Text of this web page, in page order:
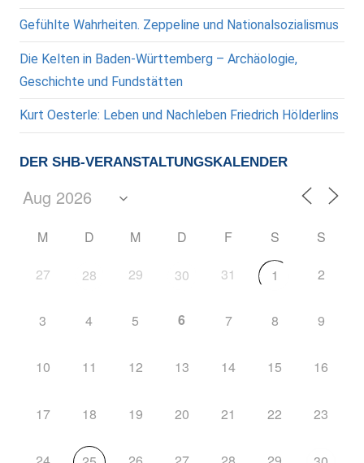
Gefühlte Wahrheiten. Zeppeline und Nationalsozialismus
Die Kelten in Baden-Württemberg – Archäologie,
Geschichte und Fundstätten
Kurt Oesterle: Leben und Nachleben Friedrich Hölderlins
DER SHB-VERANSTALTUNGSKALENDER
M D M D F S S
27 28 29 30 31 1 2
3 4 5 6 7 8 9
10 11 12 13 14 15 16
17 18 19 20 21 22 23